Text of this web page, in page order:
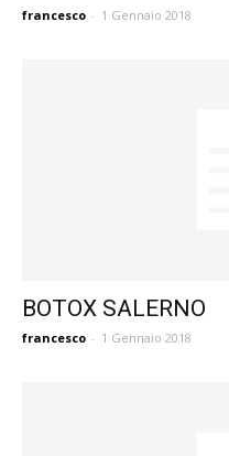
francesco - 1 Gennaio 2018
BOTOX SALERNO
francesco - 1 Gennaio 2018